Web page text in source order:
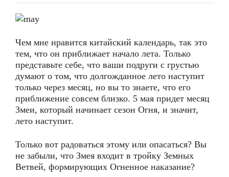
Чем мне нравится китайский календарь, так это
тем, что он приближает начало лета. Только
представьте себе, что ваши подруги с грустью
думают о том, что долгожданное лето наступит
только через месяц, но вы то знаете, что его
приближение совсем близко. 5 мая придет месяц
Змеи, который начинает сезон Огня, и значит,
лето наступит.
Только вот радоваться этому или опасаться? Вы
не забыли, что Змея входит в тройку Земных
Ветвей, формирующих Огненное наказание?